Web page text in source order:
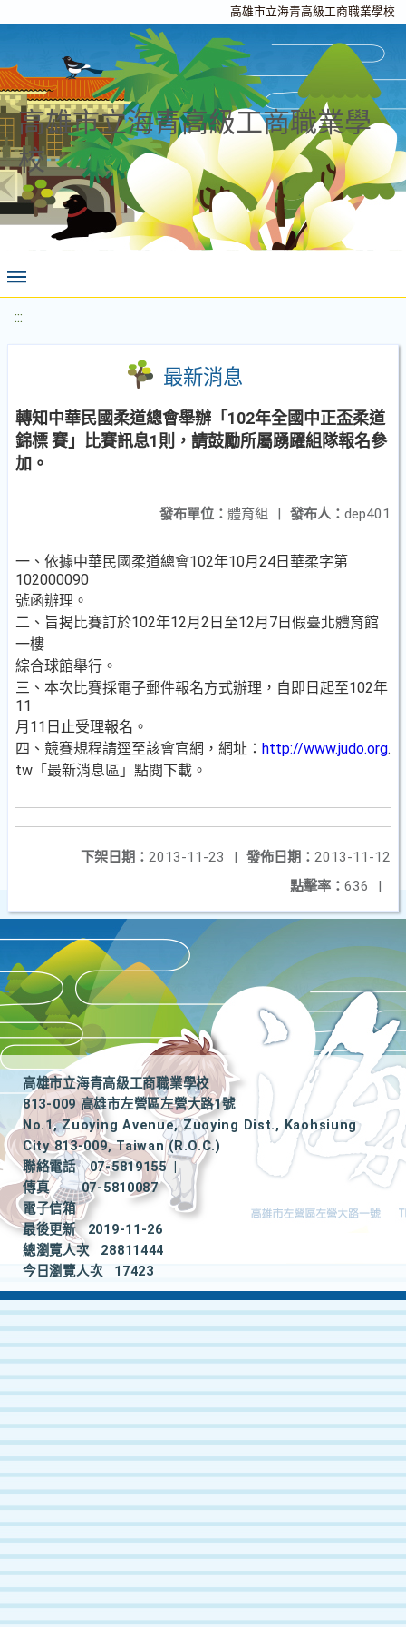
高雄市立海青高級工商職業學校
高雄市立海青高級工商職業學
校
:::
最新消息
轉知中華民國柔道總會舉辦「102年全國中正盃柔道
錦標 賽」比賽訊息1則，請鼓勵所屬踴躍組隊報名參
加。
發布人： dep401
發布單位： 體育組 |
一、依據中華民國柔道總會102年10月24日華柔字第
102000090
號函辦理。
二、旨揭比賽訂於102年12月2日至12月7日假臺北體育館
一樓
綜合球館舉行。
三、本次比賽採電子郵件報名方式辦理，自即日起至102年
11
月11日止受理報名。
四、競賽規程請逕至該會官網，網址： http://www.judo.org.
tw「最新消息區」點閱下載。
發佈日期： 2013-11-12
下架日期： 2013-11-23
|
點擊率： 636 |
高雄市立海青高級工商職業學校
813-009 高雄市左營區左營大路1號
No.1, Zuoying Avenue, Zuoying Dist., Kaohsiung
City 813-009, Taiwan (R.O.C.)
聯絡電話
07-5819155
|
傳真
07-5810087
電子信箱
最後更新
2019-11-26
總瀏覽人次
28811444
今日瀏覽人次
17423